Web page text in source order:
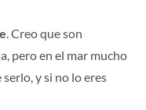
. Creo que son
pero en el mar mucho
y si no lo eres